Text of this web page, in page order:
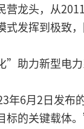
营龙头，从
式发挥到极致
”助力新型电
年6月2日发布
的关键载体。